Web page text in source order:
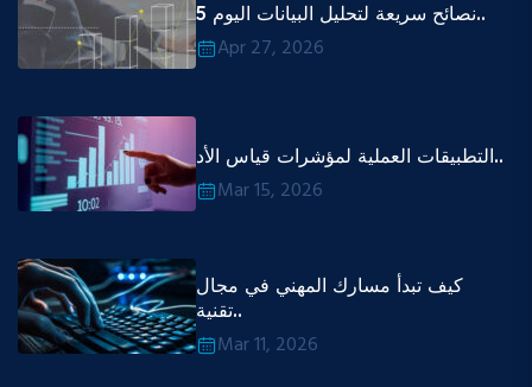
5 نصائح سريعة لتحليل البيانات اليوم..
Apr 27, 2026
التطبيقات العملية لمؤشرات قياس الأد..
Mar 15, 2026
كيف تبدأ مسارك المهني في مجال
تقنية..
Mar 11, 2026